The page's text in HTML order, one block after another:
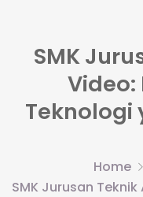
SMK
Teknologi
Home
SMK Jurusan